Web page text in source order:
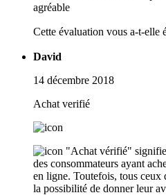
agréable
Cette évaluation vous a-t-elle
David
14 décembre 2018
Achat verifié
"Achat vérifié"
des consommateurs ayant
en ligne. Toutefois, tous ceux
la possibilité de donner leur